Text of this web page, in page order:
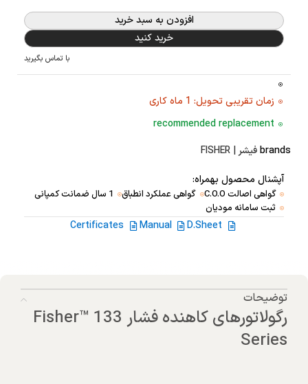
افزودن به سبد خرید
خرید کنید
با تماس بگیرید
زمان تقریبی تحویل: 1 ماه کاری
recommended replacement
brandsفیشر | FISHER
آپشنال محصول بهمراه:
گواهی اصالت C.O.O گواهی عملکرد انطباق
1 سال ضمانت کمپانی
ثبت سامانه مودیان
D.Sheet
Manual
Certificates
توضیحات
رگولاتورهای کاهنده فشار Fisher™ 133
Series